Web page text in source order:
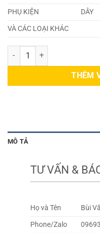
PHỤ KIỆN
DÂY
VÀ CÁC LOẠI KHÁC
Dây Cáp Inox 310s 4,5mm số
THÊM
MÔ TẢ
TƯ VẤN &
Họ và Tên
Bùi
Phone/Zalo